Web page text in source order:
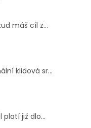
máš cíl z...
klidová sr...
platí již dlo...